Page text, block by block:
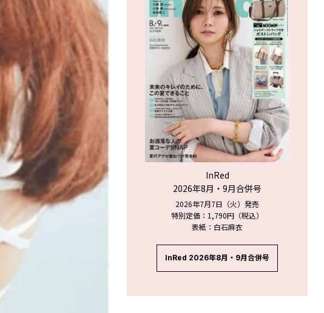
InRed
2026年8月・9月合併号
2026年7月7日（火）発売
特別定価：1,790円（税込）
表紙：白石麻衣
InRed 2026年8月・9月合併号